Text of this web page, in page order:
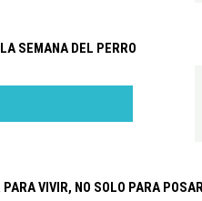
SEMANA DEL PERRO
VIVIR, NO SOLO PARA